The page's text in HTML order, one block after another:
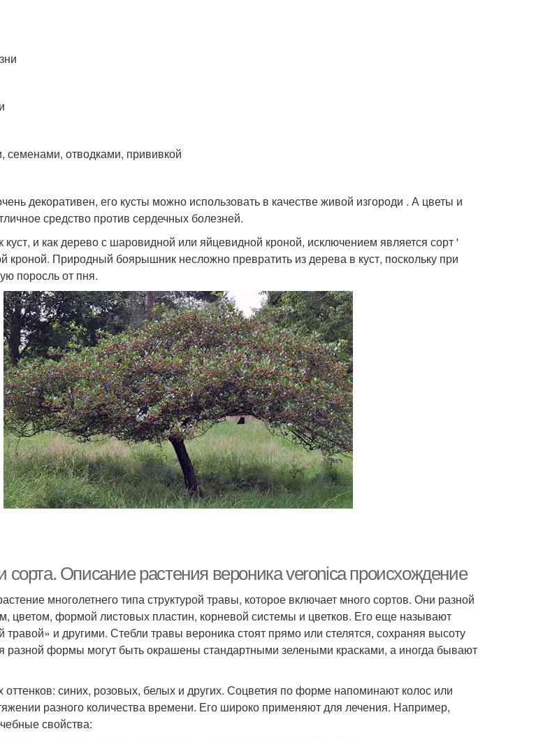
семенами, отводками, прививкой
декоративен, его кусты можно использовать в качестве живой изгороди . А цветы и
средство против сердечных болезней.
куст, и как дерево с шаровидной или яйцевидной кроной, исключением является сорт '
кроной. Природный боярышник несложно превратить из дерева в куст, поскольку при
поросль от пня.
сорта. Описание растения вероника veronica происхождение
многолетнего типа структурой травы, которое включает много сортов. Они разной
цветом, формой листовых пластин, корневой системы и цветков. Его еще называют
травой» и другими. Стебли травы вероника стоят прямо или стелятся, сохраняя высоту
разной формы могут быть окрашены стандартными зелеными красками, а иногда бывают
оттенков: синих, розовых, белых и других. Соцветия по форме напоминают колос или
разного количества времени. Его широко применяют для лечения. Например,
свойства: